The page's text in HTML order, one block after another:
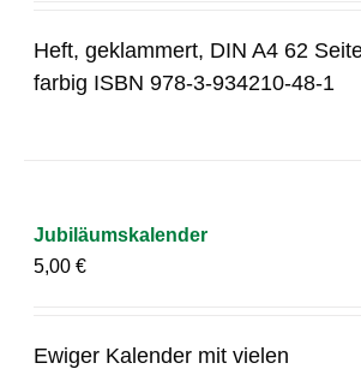
Heft, geklammert, DIN A4 62
farbig ISBN 978-3-934210-48-1
Jubiläumskalender
5,00€
Ewiger Kalender mit vielen